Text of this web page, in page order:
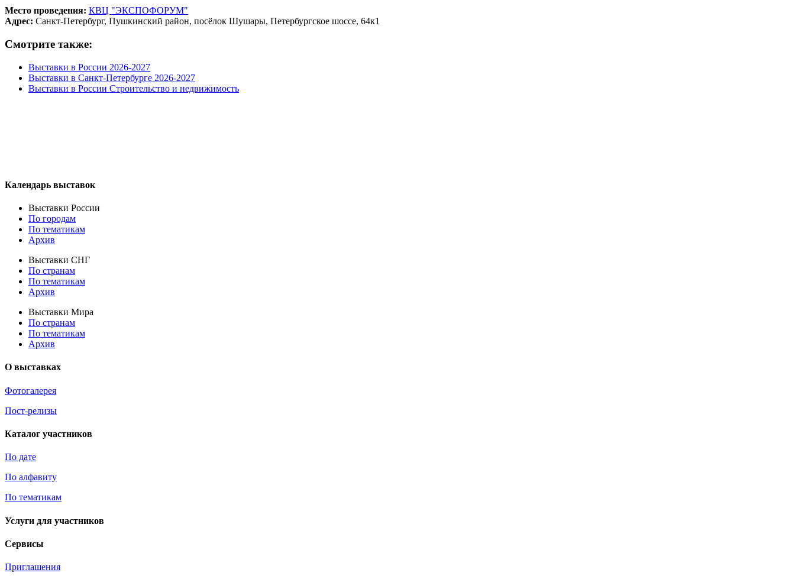
Место проведения: КВЦ "ЭКСПОФОРУМ"
Адрес: Санкт-Петербург, Пушкинский район, посёлок Шушары, Петербургское шоссе, 64к1
Смотрите также:
Выставки в России 2026-2027
Выставки в Санкт-Петербурге 2026-2027
Выставки в России Строительство и недвижимость
Календарь выставок
Выставки России
По городам
По тематикам
Архив
Выставки СНГ
По странам
По тематикам
Архив
Выставки Мира
По странам
По тематикам
Архив
О выставках
Фотогалерея
Пост-релизы
Каталог участников
По дате
По алфавиту
По тематикам
Услуги для участников
Сервисы
Приглашения